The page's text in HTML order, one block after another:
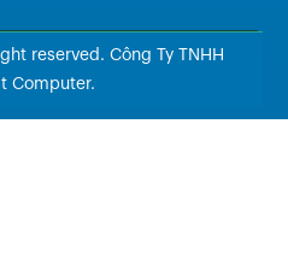
reserved. Công Ty TNHH
Computer.